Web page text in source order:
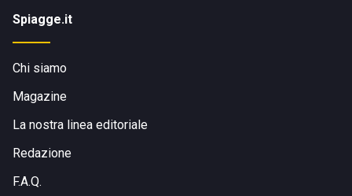
Spiagge.it
Chi siamo
Magazine
La nostra linea editoriale
Redazione
F.A.Q.